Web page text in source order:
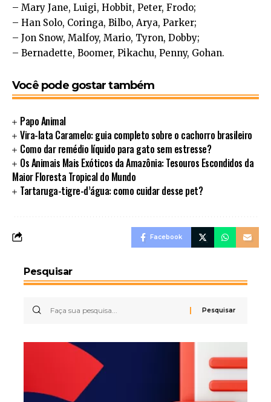
– Mary Jane, Luigi, Hobbit, Peter, Frodo;
– Han Solo, Coringa, Bilbo, Arya, Parker;
– Jon Snow, Malfoy, Mario, Tyron, Dobby;
– Bernadette, Boomer, Pikachu, Penny, Gohan.
Você pode gostar também
Papo Animal
Vira-lata Caramelo: guia completo sobre o cachorro brasileiro
Como dar remédio líquido para gato sem estresse?
Os Animais Mais Exóticos da Amazônia: Tesouros Escondidos da
Maior Floresta Tropical do Mundo
Tartaruga-tigre-d’água: como cuidar desse pet?
Facebook
Pesquisar